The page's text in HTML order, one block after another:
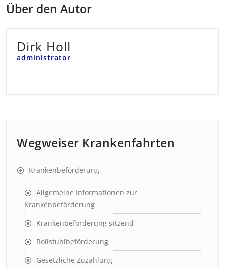
Über den Autor
Dirk Holl
administrator
Wegweiser Krankenfahrten
Krankenbeförderung
Allgemeine Informationen zur
Krankenbeförderung
Krankenbeförderung sitzend
Rollstuhlbeförderung
Gesetzliche Zuzahlung